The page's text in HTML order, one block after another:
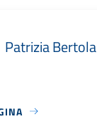
Patrizia Bertola